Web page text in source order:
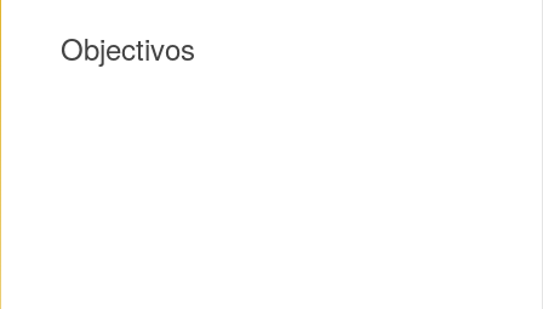
Objectivos